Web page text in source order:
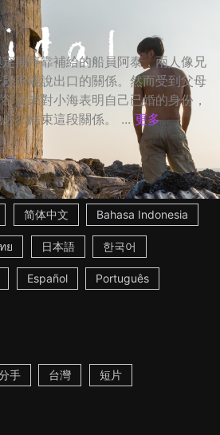
期停靠補給的船員阿泰，兩人像兄
不能說出口的關係。然而受到父母
從未對小海表明自己已婚的身份，
須結束這段關係。 ... 更多
简体中文 Bahasa Indonesia
ย 日本語 한국어
Español Português
手 台灣 短片